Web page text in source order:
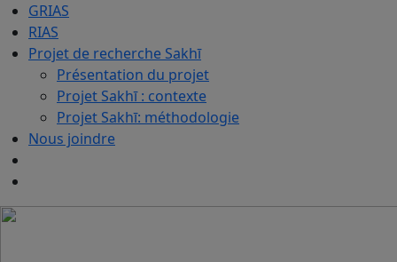
GRIAS
RIAS
Projet de recherche Sakhī
Présentation du projet
Projet Sakhī : contexte
Projet Sakhī: méthodologie
Nous joindre